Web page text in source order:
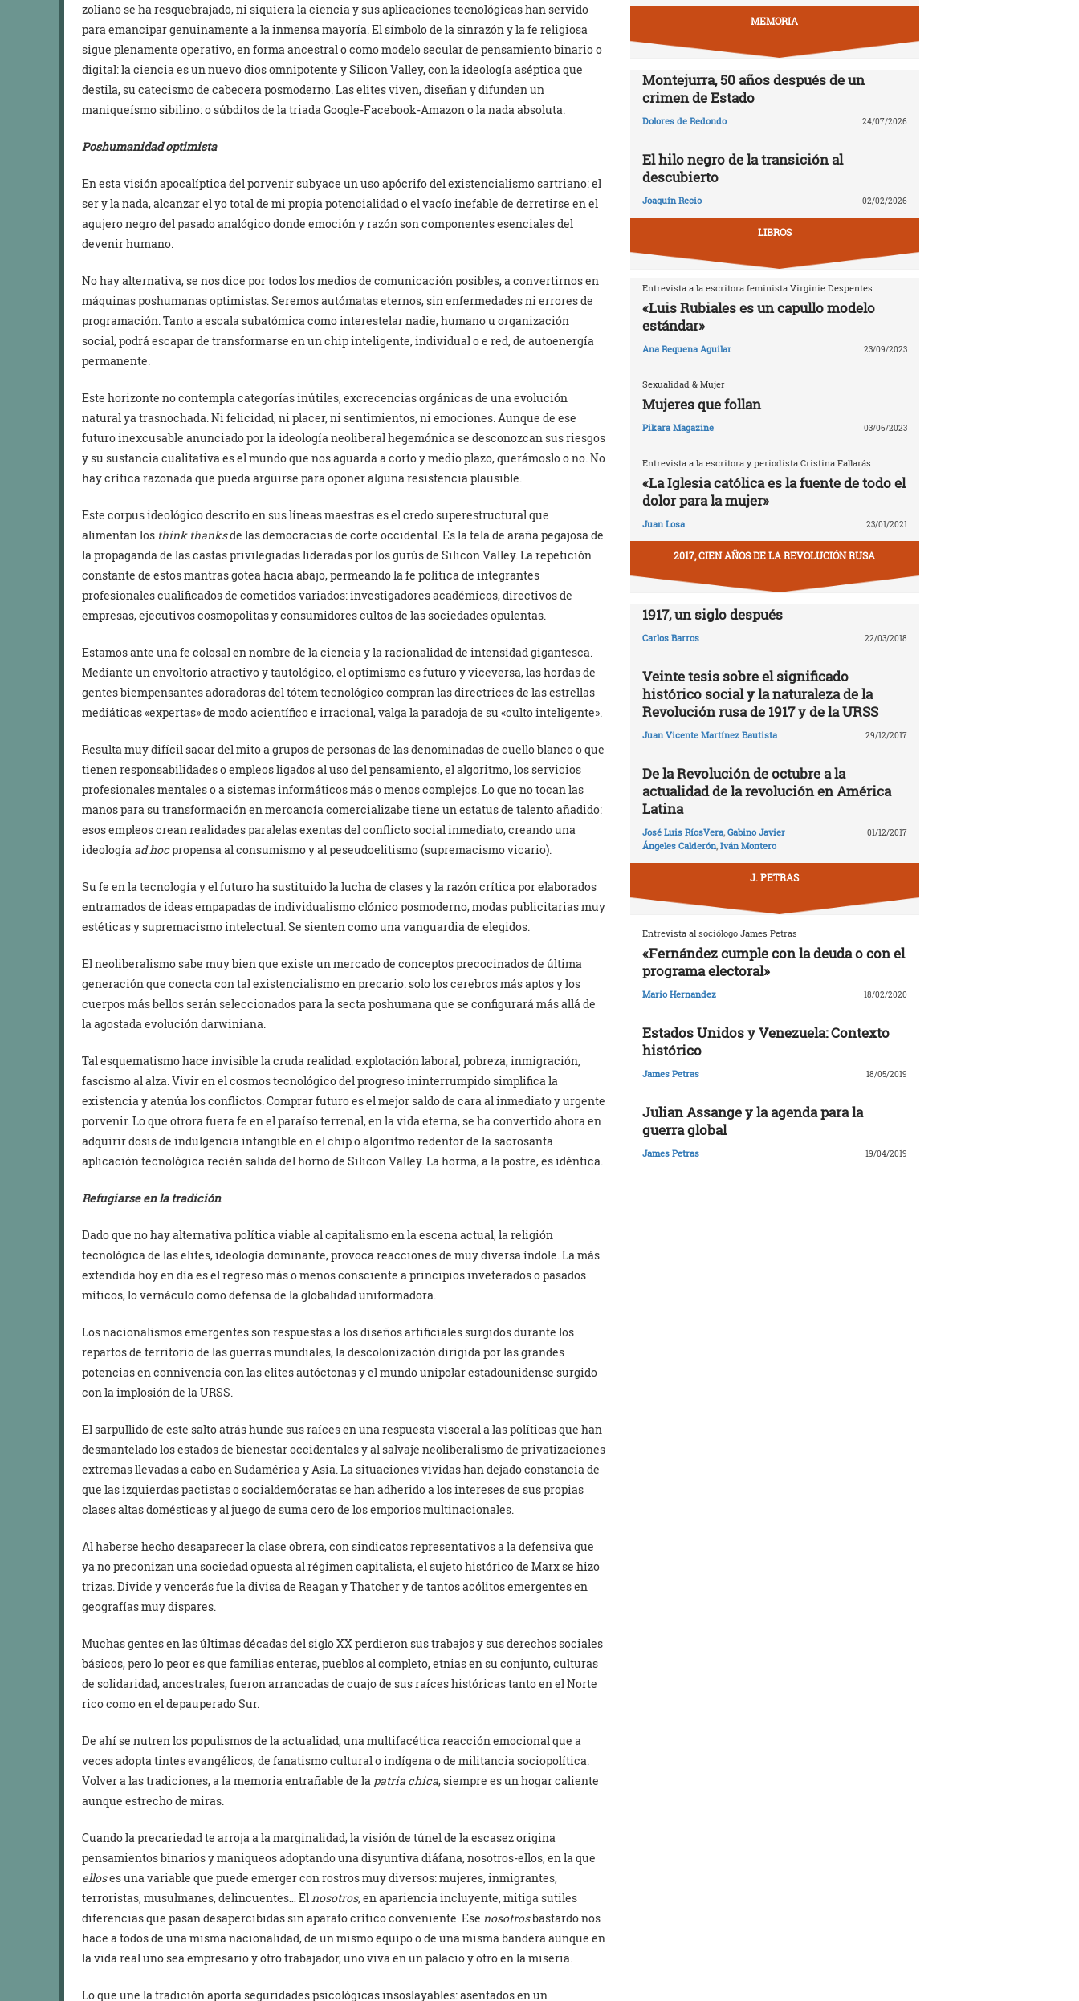
zoliano se ha resquebrajado, ni siquiera la ciencia y sus aplicaciones tecnológicas han servido
para emancipar genuinamente a la inmensa mayoría. El símbolo de la sinrazón y la fe religiosa
sigue plenamente operativo, en forma ancestral o como modelo secular de pensamiento binario o
digital: la ciencia es un nuevo dios omnipotente y Silicon Valley, con la ideología aséptica que
destila, su catecismo de cabecera posmoderno. Las elites viven, diseñan y difunden un
maniqueísmo sibilino: o súbditos de la triada Google-Facebook-Amazon o la nada absoluta.
Poshumanidad optimista
En esta visión apocalíptica del porvenir subyace un uso apócrifo del existencialismo sartriano: el
ser y la nada, alcanzar el yo total de mi propia potencialidad o el vacío inefable de derretirse en el
agujero negro del pasado analógico donde emoción y razón son componentes esenciales del
devenir humano.
No hay alternativa, se nos dice por todos los medios de comunicación posibles, a convertirnos en
máquinas poshumanas optimistas. Seremos autómatas eternos, sin enfermedades ni errores de
programación. Tanto a escala subatómica como interestelar nadie, humano u organización
social, podrá escapar de transformarse en un chip inteligente, individual o e red, de autoenergía
permanente.
Este horizonte no contempla categorías inútiles, excrecencias orgánicas de una evolución
natural ya trasnochada. Ni felicidad, ni placer, ni sentimientos, ni emociones. Aunque de ese
futuro inexcusable anunciado por la ideología neoliberal hegemónica se desconozcan sus riesgos
y su sustancia cualitativa es el mundo que nos aguarda a corto y medio plazo, querámoslo o no. No
hay crítica razonada que pueda argüirse para oponer alguna resistencia plausible.
Este corpus ideológico descrito en sus líneas maestras es el credo superestructural que
alimentan los think thanksde las democracias de corte occidental. Es la tela de araña pegajosa de
la propaganda de las castas privilegiadas lideradas por los gurús de Silicon Valley. La repetición
constante de estos mantras gotea hacia abajo, permeando la fe política de integrantes
profesionales cualificados de cometidos variados: investigadores académicos, directivos de
empresas, ejecutivos cosmopolitas y consumidores cultos de las sociedades opulentas.
Estamos ante una fe colosal en nombre de la ciencia y la racionalidad de intensidad gigantesca.
Mediante un envoltorio atractivo y tautológico, el optimismo es futuro y viceversa, las hordas de
gentes biempensantes adoradoras del tótem tecnológico compran las directrices de las estrellas
mediáticas «expertas» de modo acientífico e irracional, valga la paradoja de su «culto inteligente».
Resulta muy difícil sacar del mito a grupos de personas de las denominadas de cuello blanco o que
tienen responsabilidades o empleos ligados al uso del pensamiento, el algoritmo, los servicios
profesionales mentales o a sistemas informáticos más o menos complejos. Lo que no tocan las
manos para su transformación en mercancía comercializabe tiene un estatus de talento añadido:
esos empleos crean realidades paralelas exentas del conflicto social inmediato, creando una
ideología ad hocpropensa al consumismo y al peseudoelitismo (supremacismo vicario).
Su fe en la tecnología y el futuro ha sustituido la lucha de clases y la razón crítica por elaborados
entramados de ideas empapadas de individualismo clónico posmoderno, modas publicitarias muy
estéticas y supremacismo intelectual. Se sienten como una vanguardia de elegidos.
El neoliberalismo sabe muy bien que existe un mercado de conceptos precocinados de última
generación que conecta con tal existencialismo en precario: solo los cerebros más aptos y los
cuerpos más bellos serán seleccionados para la secta poshumana que se configurará más allá de
la agostada evolución darwiniana.
Tal esquematismo hace invisible la cruda realidad: explotación laboral, pobreza, inmigración,
fascismo al alza. Vivir en el cosmos tecnológico del progreso ininterrumpido simplifica la
existencia y atenúa los conflictos. Comprar futuro es el mejor saldo de cara al inmediato y urgente
porvenir. Lo que otrora fuera fe en el paraíso terrenal, en la vida eterna, se ha convertido ahora en
adquirir dosis de indulgencia intangible en el chip o algoritmo redentor de la sacrosanta
aplicación tecnológica recién salida del horno de Silicon Valley. La horma, a la postre, es idéntica.
Refugiarse en la tradición
Dado que no hay alternativa política viable al capitalismo en la escena actual, la religión
tecnológica de las elites, ideología dominante, provoca reacciones de muy diversa índole. La más
extendida hoy en día es el regreso más o menos consciente a principios inveterados o pasados
míticos, lo vernáculo como defensa de la globalidad uniformadora.
Los nacionalismos emergentes son respuestas a los diseños artificiales surgidos durante los
repartos de territorio de las guerras mundiales, la descolonización dirigida por las grandes
potencias en connivencia con las elites autóctonas y el mundo unipolar estadounidense surgido
con la implosión de la URSS.
El sarpullido de este salto atrás hunde sus raíces en una respuesta visceral a las políticas que han
desmantelado los estados de bienestar occidentales y al salvaje neoliberalismo de privatizaciones
extremas llevadas a cabo en Sudamérica y Asia. La situaciones vividas han dejado constancia de
que las izquierdas pactistas o socialdemócratas se han adherido a los intereses de sus propias
clases altas domésticas y al juego de suma cero de los emporios multinacionales.
Al haberse hecho desaparecer la clase obrera, con sindicatos representativos a la defensiva que
ya no preconizan una sociedad opuesta al régimen capitalista, el sujeto histórico de Marx se hizo
trizas. Divide y vencerás fue la divisa de Reagan y Thatcher y de tantos acólitos emergentes en
geografías muy dispares.
Muchas gentes en las últimas décadas del siglo XX perdieron sus trabajos y sus derechos sociales
básicos, pero lo peor es que familias enteras, pueblos al completo, etnias en su conjunto, culturas
de solidaridad, ancestrales, fueron arrancadas de cuajo de sus raíces históricas tanto en el Norte
rico como en el depauperado Sur.
De ahí se nutren los populismos de la actualidad, una multifacética reacción emocional que a
veces adopta tintes evangélicos, de fanatismo cultural o indígena o de militancia sociopolítica.
Volver a las tradiciones, a la memoria entrañable de la patria chica, siempre es un hogar caliente
aunque estrecho de miras.
Cuando la precariedad te arroja a la marginalidad, la visión de túnel de la escasez origina
pensamientos binarios y maniqueos adoptando una disyuntiva diáfana, nosotros-ellos, en la que
elloses una variable que puede emerger con rostros muy diversos: mujeres, inmigrantes,
terroristas, musulmanes, delincuentes… Elnosotros, en apariencia incluyente, mitiga sutiles
diferencias que pasan desapercibidas sin aparato crítico conveniente. Ese nosotrosbastardo nos
hace a todos de una misma nacionalidad, de un mismo equipo o de una misma bandera aunque en
la vida real uno sea empresario y otro trabajador, uno viva en un palacio y otro en la miseria.
Lo que une la tradición aporta seguridades psicológicas insoslayables: asentados en un
MEMORIA
Montejurra, 50 años después de un
crimen de Estado
Dolores de Redondo 24/07/2026
El hilo negro de la transición al
descubierto
Joaquín Recio 02/02/2026
LIBROS
Entrevista a la escritora feminista Virginie Despentes
«Luis Rubiales es un capullo modelo
estándar»
Ana Requena Aguilar 23/09/2023
Sexualidad & Mujer
Mujeres que follan
Pikara Magazine 03/06/2023
Entrevista a la escritora y periodista Cristina Fallarás
«La Iglesia católica es la fuente de todo el
dolor para la mujer»
Juan Losa 23/01/2021
2017, CIEN AÑOS DE LA REVOLUCIÓN RUSA
1917, un siglo después
Carlos Barros 22/03/2018
Veinte tesis sobre el significado
histórico social y la naturaleza de la
Revolución rusa de 1917 y de la URSS
Juan Vicente Martínez Bautista 29/12/2017
De la Revolución de octubre a la
actualidad de la revolución en América
Latina
José Luis RíosVera, Gabino Javier
Ángeles Calderón, Iván Montero
01/12/2017
J. PETRAS
Entrevista al sociólogo James Petras
«Fernández cumple con la deuda o con el
programa electoral»
Mario Hernandez 18/02/2020
Estados Unidos y Venezuela: Contexto
histórico
James Petras 18/05/2019
Julian Assange y la agenda para la
guerra global
James Petras 19/04/2019